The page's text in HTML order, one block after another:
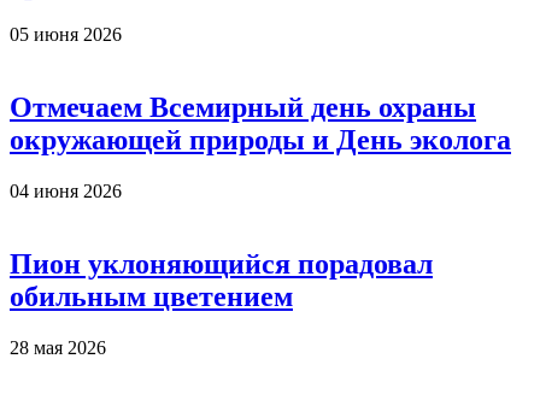
05 июня 2026
Отмечаем Всемирный день охраны
окружающей природы и День эколога
04 июня 2026
Пион уклоняющийся порадовал
обильным цветением
28 мая 2026